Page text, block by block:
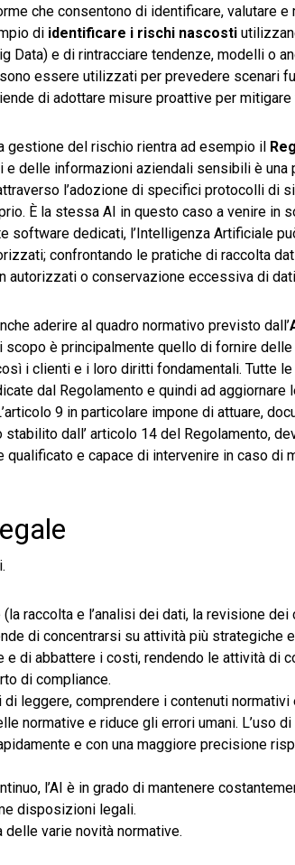
che consentono di identificare, valutare e
di identificare i rischi nascosti
Data) e di rintracciare tendenze, modelli o
essere utilizzati per prevedere scenari
di adottare misure proattive per mitigare
gestione del rischio rientra ad esempio il
e delle informazioni aziendali sensibili è una
l’adozione di specifici protocolli di
È la stessa AI in questo caso a venire in
software dedicati, l’Intelligenza Artificiale
confrontando le pratiche di raccolta
autorizzati o conservazione eccessiva di
aderire al quadro normativo previsto dall’
scopo è principalmente quello di fornire
i clienti e i loro diritti fondamentali. Tutte
dal Regolamento e quindi ad
9 in particolare impone di attuare,
dall’ articolo 14 del Regolamento,
e capace di intervenire in caso di
raccolta e l’analisi dei dati, la revisione
di concentrarsi su attività più strategiche
di abbattere i costi, rendendo le attività di
di compliance.
leggere, comprendere i contenuti
normative e riduce gli errori umani. L’uso
e con una maggiore precisione
l’AI è in grado di mantenere
disposizioni legali.
varie novità normative.